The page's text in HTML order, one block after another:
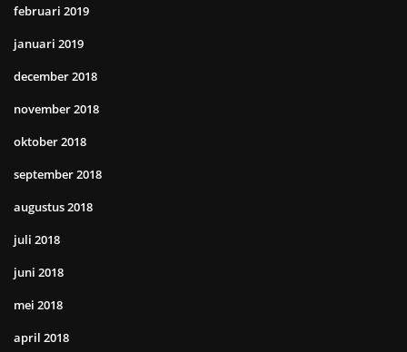
februari 2019
januari 2019
december 2018
november 2018
oktober 2018
september 2018
augustus 2018
juli 2018
juni 2018
mei 2018
april 2018